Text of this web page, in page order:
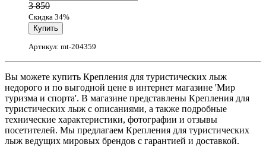
3 850
Скидка 34%
Артикул: mt-204359
Вы можете купить Крепления для туристических лыж
недорого и по выгодной цене в интернет магазине 'Мир
туризма и спорта'. В магазине представлены Крепления для
туристических лыж с описаниями, а также подробные
технические характеристики, фотографии и отзывы
посетителей. Мы предлагаем Крепления для туристических
лыж ведущих мировых брендов с гарантией и доставкой.